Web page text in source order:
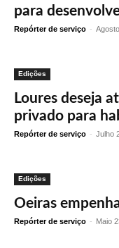
para
Repórter de serviço -
Edições
Loures deseja
privado para
Repórter de serviço - Julho
Edições
Oeiras
Repórter de serviço - Maio